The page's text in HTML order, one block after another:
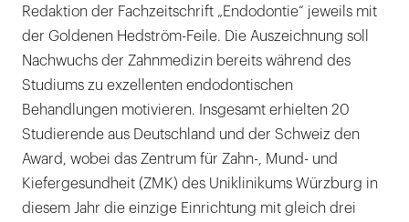
Redaktion der Fachzeitschrift „Endodontie“ jeweils mit
der Goldenen Hedström-Feile. Die Auszeichnung soll
Nachwuchs der Zahnmedizin bereits während des
Studiums zu exzellenten endodontischen
Behandlungen motivieren. Insgesamt erhielten 20
Studierende aus Deutschland und der Schweiz den
Award, wobei das Zentrum für Zahn-, Mund- und
Kiefergesundheit (ZMK) des Uniklinikums Würzburg in
diesem Jahr die einzige Einrichtung mit gleich drei